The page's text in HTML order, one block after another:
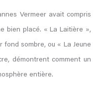
Vermeer avait compris
bien placé. « La Laitière »,
sombre, ou « La Jeune
démontrent comment un
entière.